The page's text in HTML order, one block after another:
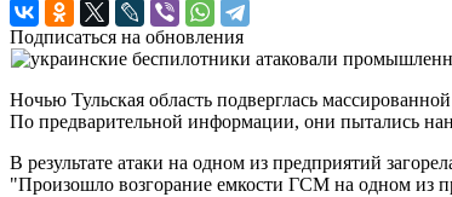
Подписаться на обновления
Ночью Тульская область подверглась
По предварительной информации, они пытались
В результате атаки на одном из предприятий
"Произошло возгорание емкости ГСМ на одном из